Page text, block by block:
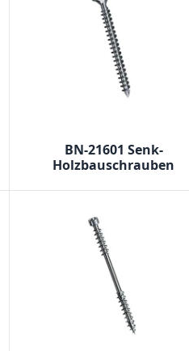
BN-21601 Senk-
Holzbauschrauben